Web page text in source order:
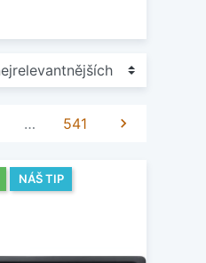
… 541 Další

NÁŠ TIP